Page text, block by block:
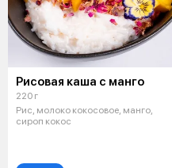
Рисовая каша с манго
220 г
Рис, молоко кокосовое, манго,
сироп кокос